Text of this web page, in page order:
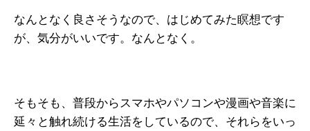
なんとなく良さそうなので、はじめてみた瞑想です
が、気分がいいです。なんとなく。
そもそも、普段からスマホやパソコンや漫画や音楽に
延々と触れ続ける生活をしているので、それらをいっ